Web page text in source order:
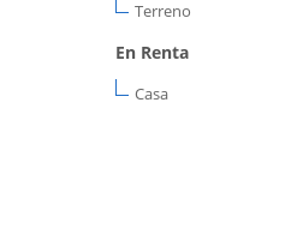
Terreno
En Renta
Casa